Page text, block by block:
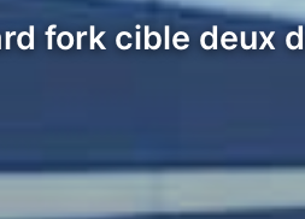
fork cible deux